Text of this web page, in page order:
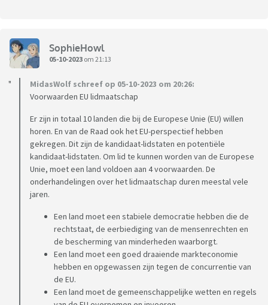
SophieHowl
05-10-2023 om 21:13
MidasWolf schreef op 05-10-2023 om 20:26:
Voorwaarden EU lidmaatschap
Er zijn in totaal 10 landen die bij de Europese Unie (EU) willen
horen. En van de Raad ook het EU-perspectief hebben
gekregen. Dit zijn de kandidaat-lidstaten en potentiële
kandidaat-lidstaten. Om lid te kunnen worden van de Europese
Unie, moet een land voldoen aan 4 voorwaarden. De
onderhandelingen over het lidmaatschap duren meestal vele
jaren.
Een land moet een stabiele democratie hebben die de
rechtstaat, de eerbiediging van de mensenrechten en
de bescherming van minderheden waarborgt.
Een land moet een goed draaiende markteconomie
hebben en opgewassen zijn tegen de concurrentie van
de EU.
Een land moet de gemeenschappelijke wetten en regels